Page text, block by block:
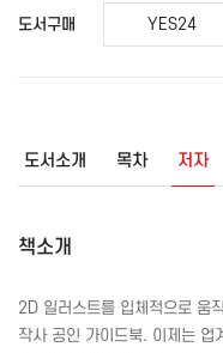
도서구매 YES24
도서소개 목차 저자
책소개
2D 일러스트를 입체적으로 움
작사 공인 가이드북. 이제는 업